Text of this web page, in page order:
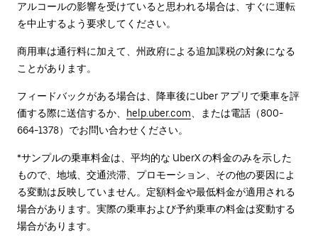
アルコールの影響を受けていると思われる場合は、すぐに運転
を中止するよう要求してください。
商用車は通行料に加えて、州政府による追加課税の対象になる
ことがあります。
フィードバックがある場合は、降車後に⁠Uber アプリで乗車を評
価する際に送信するか、
help.uber.com 、または電話（800-
664-1378）でお問い合わせください。
*サンプルの乗車料金は、平均的な UberX の料金のみを示した
もので、地域、交通渋滞、プロモーション、その他の要因によ
る変動は反映していません。定額料金や最低料金が適用される
場合があります。実際の乗車および予約乗車の料金は変動する
場合があります。